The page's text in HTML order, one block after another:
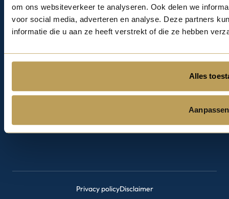
om ons websiteverkeer te analyseren. Ook delen we
voor social media, adverteren en analyse. Deze partners
informatie die u aan ze heeft verstrekt of die ze hebben
Alles
Aanpassen
Tarieven
Algemene Voorwaarden
Stadswandelingen
mail@cicerones.nl
Privacy policyDisclaimer